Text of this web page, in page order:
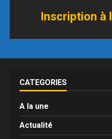
Inscription à
CATEGORIES
A la une
Actualité